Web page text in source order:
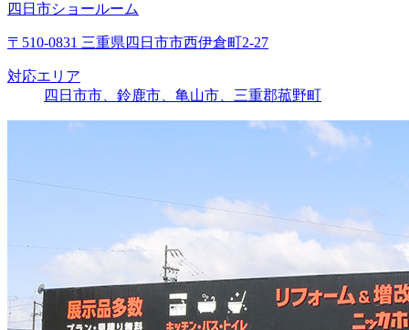
四日市ショールーム
〒510-0831 三重県四日市市西伊倉町2-27
対応エリア
四日市市、鈴鹿市、亀山市、三重郡菰野町